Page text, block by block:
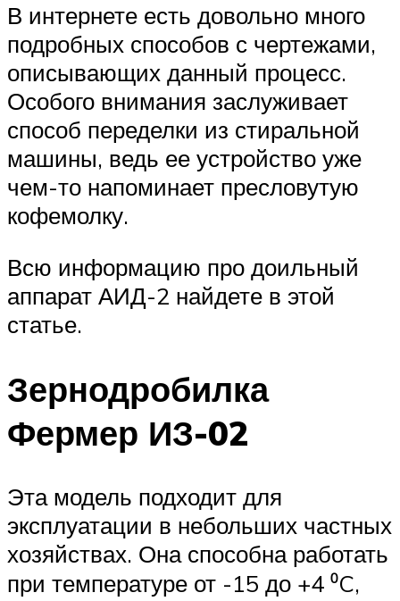
В интернете есть довольно много
подробных способов с чертежами,
описывающих данный процесс.
Особого внимания заслуживает
способ переделки из стиральной
машины, ведь ее устройство уже
чем-то напоминает пресловутую
кофемолку.
Всю информацию про доильный
аппарат АИД-2 найдете в этой
статье.
Зернодробилка
Фермер ИЗ-02
Эта модель подходит для
эксплуатации в небольших частных
хозяйствах. Она способна работать
при температуре от -15 до +4 ⁰C,